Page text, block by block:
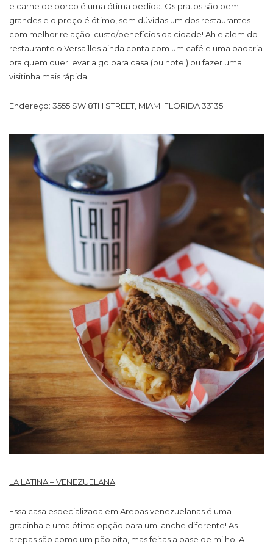
e carne de porco é uma ótima pedida. Os pratos são bem
grandes e o preço é ótimo, sem dúvidas um dos restaurantes
com melhor relação custo/benefícios da cidade! Ah e alem do
restaurante o Versailles ainda conta com um café e uma padaria
pra quem quer levar algo para casa (ou hotel) ou fazer uma
visitinha mais rápida.
Endereço: 3555 SW 8TH STREET, MIAMI FLORIDA 33135
LA LATINA – VENEZUELANA
Essa casa especializada em Arepas venezuelanas é uma
gracinha e uma ótima opção para um lanche diferente! As
arepas são como um pão pita, mas feitas a base de milho. A